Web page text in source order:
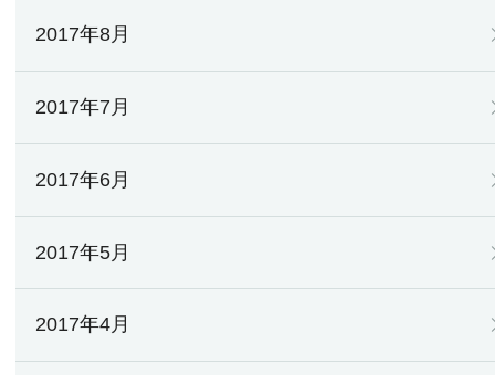
2017年8月
2017年7月
2017年6月
2017年5月
2017年4月